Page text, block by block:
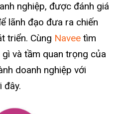
nghiệp, được đánh giá
lãnh đạo đưa ra chiến
triển. Cùng Navee tìm
và tầm quan trọng của
doanh nghiệp với
đây.